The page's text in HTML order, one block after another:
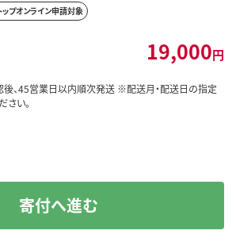
ップオンライン申請対象
19,000円
後、45営業日以内順次発送 ※配送月・配送日の指定
さい。
寄付へ進む